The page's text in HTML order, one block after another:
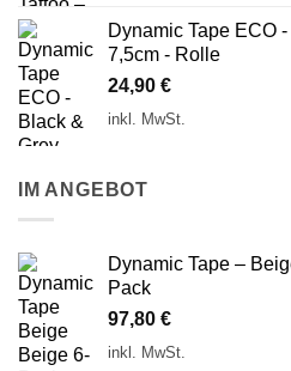
Dynamic Tape ECO
7,5cm - Rolle
24,90 €
inkl. MwSt.
IM ANGEBOT
Dynamic Tape –
Pack
97,80 €
inkl. MwSt.